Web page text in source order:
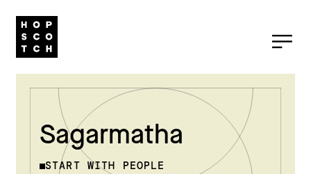
Sagarmatha
START WITH PEOPLE